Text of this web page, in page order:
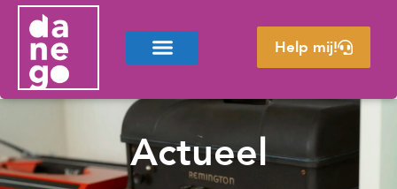
Help mij!
Actueel